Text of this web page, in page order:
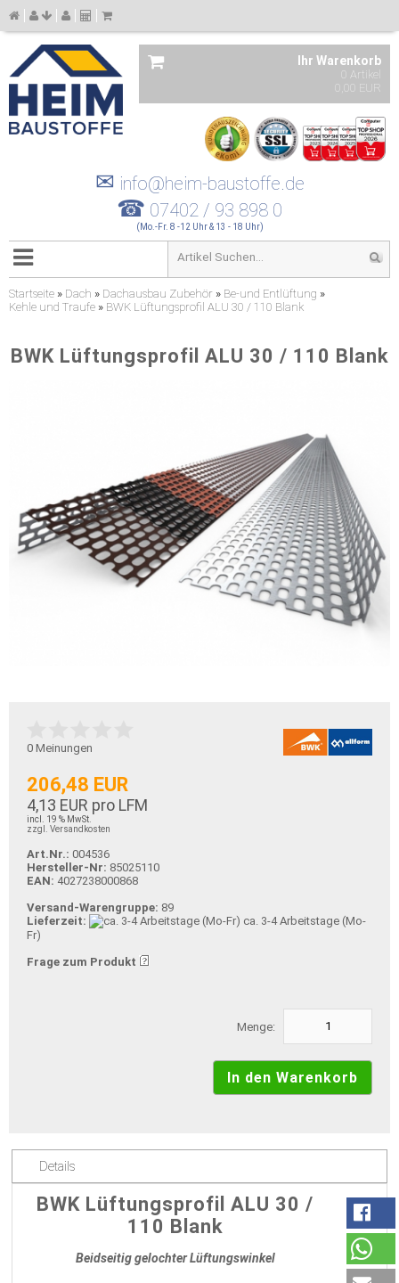
Ihr Warenkorb
0 Artikel
0,00 EUR
✉ info@heim-baustoffe.de
☎ 07402 / 93 898 0
(Mo.-Fr. 8 -12 Uhr & 13 - 18 Uhr)
Startseite » Dach » Dachausbau Zubehör » Be-und Entlüftung »
Kehle und Traufe » BWK Lüftungsprofil ALU 30 / 110 Blank
BWK Lüftungsprofil ALU 30 / 110 Blank
0 Meinungen
206,48 EUR
4,13 EUR pro LFM
incl. 19 % MwSt.
zzgl. Versandkosten
Art.Nr.: 004536
Hersteller-Nr: 85025110
EAN: 4027238000868
Versand-Warengruppe: 89
Lieferzeit:
ca. 3-4 Arbeitstage (Mo-
Fr)
Frage zum Produkt
Menge:
Details
BWK Lüftungsprofil ALU 30 /
110 Blank
Beidseitig gelochter Lüftungswinkel